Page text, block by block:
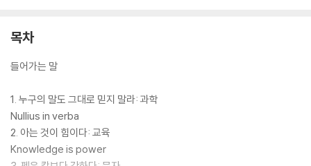
목차
들어가는 말
1. 누구의 말도 그대로 믿지 말라: 과학
Nullius in verba
2. 아는 것이 힘이다: 교육
Knowledge is power